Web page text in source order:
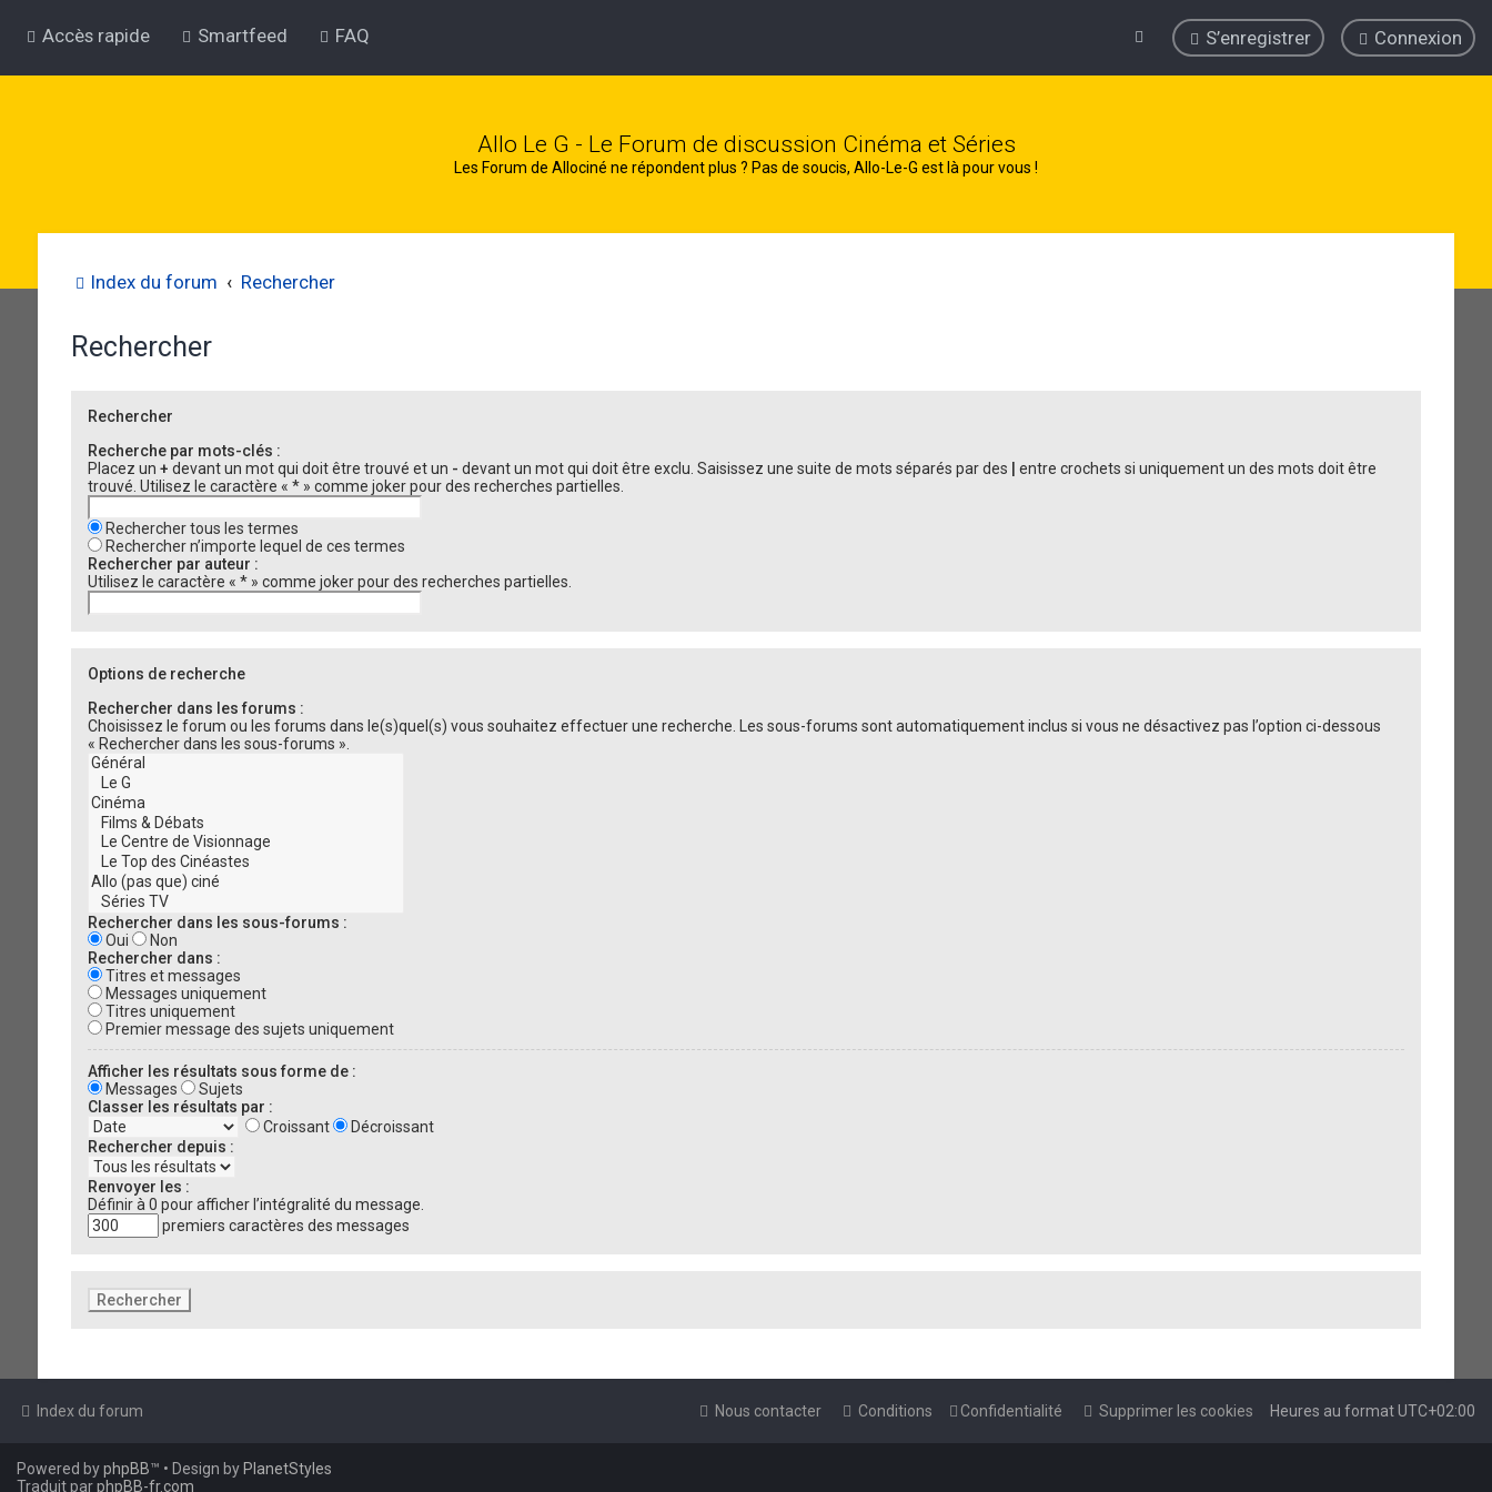
Accès rapide Smartfeed FAQ Connexion
S’enregistrer
Allo Le G - Le Forum de discussion Cinéma et Séries
Les Forum de Allociné ne répondent plus ? Pas de soucis, Allo-Le-G est là pour vous !
Index du forum Rechercher
Rechercher
Rechercher
Recherche par mots-clés :
Placez un + devant un mot qui doit être trouvé et un - devant un mot qui doit être exclu. Saisissez une suite de mots séparés par des
entre crochets si uniquement un des mots doit être
trouvé. Utilisez le caractère « * » comme joker pour des recherches partielles.
Rechercher tous les termes
Rechercher n’importe lequel de ces termes
Rechercher par auteur :
Utilisez le caractère « * » comme joker pour des recherches partielles.
Options de recherche
Rechercher dans les forums :
Choisissez le forum ou les forums dans le(s)quel(s) vous souhaitez effectuer une recherche. Les sous-forums sont automatiquement inclus si vous ne désactivez pas l’option ci-dessous
« Rechercher dans les sous-forums ».
Rechercher dans les sous-forums :
Oui
Non
Rechercher dans :
Titres et messages
Messages uniquement
Titres uniquement
Premier message des sujets uniquement
Afficher les résultats sous forme de :
Messages
Sujets
Classer les résultats par :
Croissant
Décroissant
Rechercher depuis :
Renvoyer les :
Définir à 0 pour afficher l’intégralité du message.
premiers caractères des messages
Index du forum Heures au formatUTC+02:00
Supprimer les cookies
Confidentialité
Conditions
Nous contacter
Powered byphpBB™ • Design byPlanetStyles
Traduit parphpBB-fr.com